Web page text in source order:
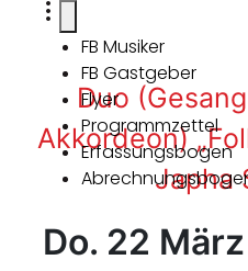
FB Musiker
FB Gastgeber
Flyer
Programmzettel
Erfassungsbogen
Duo
Akkordeon)
Japha
Do. 22